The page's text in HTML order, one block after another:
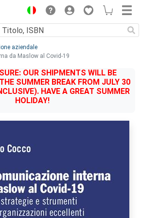
aziendale
da Maslow al Covid-19
OUR SHIPMENTS WILL BE
SUMMER BREAK FROM JULY 30
HAVE A GREAT SUMMER
HOLIDAY!